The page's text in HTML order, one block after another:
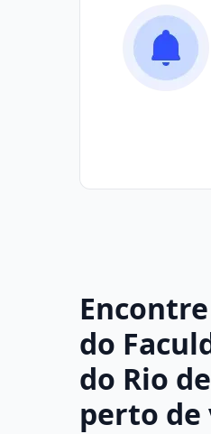
do
do Rio
perto de